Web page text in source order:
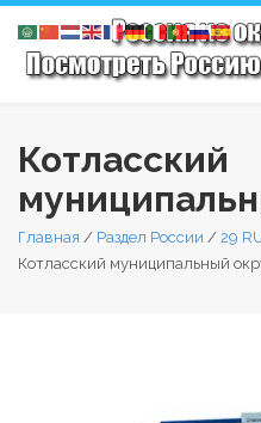
Котласский
Главная / Раздел России / 29
Котласский муниципальный